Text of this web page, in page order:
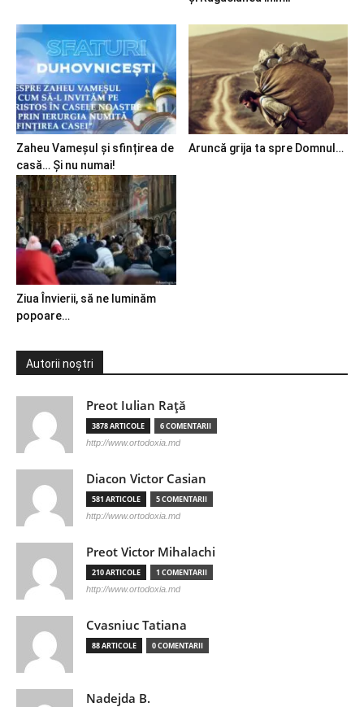
Zaheu Vameșul și sfințirea de
casă… Și nu numai!
Aruncă grija ta spre Domnul…
Ziua Învierii, să ne luminăm
popoare…
Autorii noștri
Preot Iulian Raţă
3878 ARTICOLE 6 COMENTARII
http://www.ortodoxia.md
Diacon Victor Casian
581 ARTICOLE 5 COMENTARII
http://www.ortodoxia.md
Preot Victor Mihalachi
210 ARTICOLE 1 COMENTARII
http://www.ortodoxia.md
Cvasniuc Tatiana
88 ARTICOLE 0 COMENTARII
Nadejda B.